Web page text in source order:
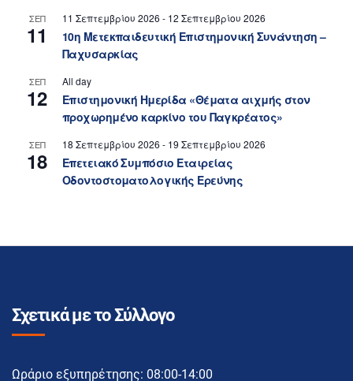
ΣΕΠ
11
11 Σεπτεμβρίου 2026 - 12 Σεπτεμβρίου 2026
10η Μετεκπαιδευτική Επιστημονική Συνάντηση –
Παχυσαρκίας
ΣΕΠ
12
All day
Επιστημονική Ημερίδα «Θέματα αιχμής στον
προχωρημένο καρκίνο του Παγκρέατος»
ΣΕΠ
18
18 Σεπτεμβρίου 2026 - 19 Σεπτεμβρίου 2026
Επετειακό Συμπόσιο Εταιρείας
Οδοντοστοματολογικής Ερεύνης
Σχετικά με το Σύλλογο
Ωράριο εξυπηρέτησης: 08:00-14:00